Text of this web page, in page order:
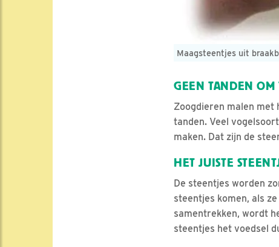
Maagsteentjes uit
GEEN TANDEN OM
Zoogdieren malen met
tanden. Veel
maken. Dat zijn de
HET JUISTE
De steentjes worden
steentjes komen, als
samentrekken, wordt
steentjes het voedsel